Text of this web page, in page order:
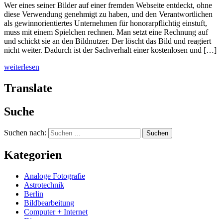
Wer eines seiner Bilder auf einer fremden Webseite entdeckt, ohne
diese Verwendung genehmigt zu haben, und den Verantwortlichen
als gewinnorientiertes Unternehmen für honorarpflichtig einstuft,
muss mit einem Spielchen rechnen. Man setzt eine Rechnung auf
und schickt sie an den Bildnutzer. Der löscht das Bild und reagiert
nicht weiter. Dadurch ist der Sachverhalt einer kostenlosen und […]
weiterlesen
Translate
Suche
Suchen nach:
Kategorien
Analoge Fotografie
Astrotechnik
Berlin
Bildbearbeitung
Computer + Internet